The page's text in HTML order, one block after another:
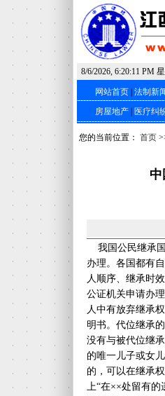
8/6/2026, 6:20:11 PM
网站首页 法制新
房屋地产
医疗纠
您的当前位置： 首页
我国公民继承国
办理。各国都有
人顺序、继承时
公证机关申请办
人中有放弃继承
明书。代位继承
没有与被代位继
的唯一儿子或女
的，可以在继承
上“在××处留有的